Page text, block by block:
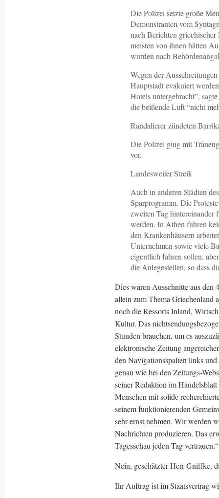
Die Polizei setzte große
Demonstranten vom
nach Berichten
meisten von ihnen hätten
wurden nach
Wegen der
Hauptstadt evakuiert
Hotels untergebracht”,
die beißende Luft “nicht
Randalierer zündeten
Die Polizei ging mit
vor.
Landesweiter Streik
Auch in anderen Städten
Sparprogramm. Die
zweiten Tag hintereinander
werden. In Athen fuhren
den Krankenhäusern
Unternehmen sowie viele
eigentlich fahren sollen,
die Anlegestellen, so dass
Dies waren Ausschnitte aus den
allein zum Thema Griechenland
noch die Ressorts Inland,
Kultur. Das
Stunden brauchen, um es
elektronische Zeitung
den Navigationsspalten links
genau wie bei den Zeitungs-
seiner Redaktion im
Menschen mit solide
seinem funktionierenden
sehr ernst nehmen. Wir werden
Nachrichten produzieren. Das
Tagesschau jeden Tag vertrauen.“
Nein, geschätzter Herr Gniffke,
Ihr Auftrag ist im Staatsvertrag